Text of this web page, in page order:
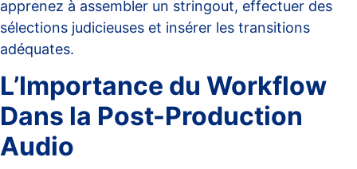
apprenez à assembler un stringout, effectuer des
sélections judicieuses et insérer les transitions
adéquates.
L’Importance du Workflow
Dans la Post-Production
Audio